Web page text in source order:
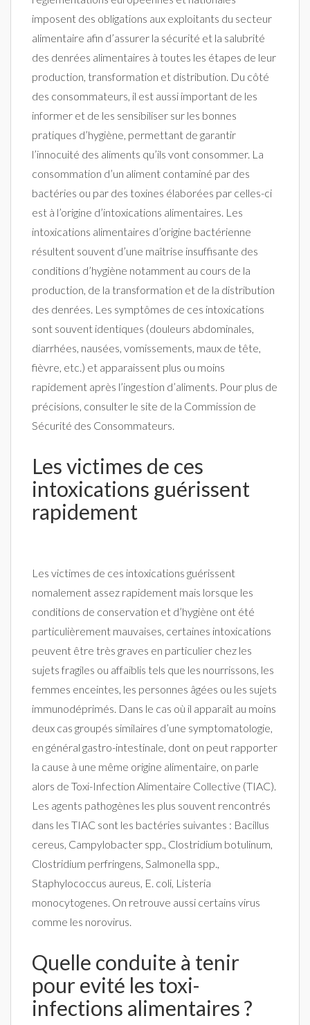
imposent des obligations aux exploitants du secteur
alimentaire afin d’assurer la sécurité et la salubrité
des denrées alimentaires à toutes les étapes de leur
production, transformation et distribution. Du côté
des consommateurs, il est aussi important de les
informer et de les sensibiliser sur les bonnes
pratiques d’hygiène, permettant de garantir
l’innocuité des aliments qu’ils vont consommer. La
consommation d’un aliment contaminé par des
bactéries ou par des toxines élaborées par celles-ci
est à l’origine d’intoxications alimentaires. Les
intoxications alimentaires d’origine bactérienne
résultent souvent d’une maîtrise insuffisante des
conditions d’hygiène notamment au cours de la
production, de la transformation et de la distribution
des denrées. Les symptômes de ces intoxications
sont souvent identiques (douleurs abdominales,
diarrhées, nausées, vomissements, maux de tête,
fièvre, etc.) et apparaissent plus ou moins
rapidement après l’ingestion d’aliments. Pour plus de
précisions, consulter le site de la Commission de
Sécurité des Consommateurs.
Les victimes de ces
intoxications guérissent
rapidement
Les victimes de ces intoxications guérissent
nomalement assez rapidement mais lorsque les
conditions de conservation et d’hygiène ont été
particulièrement mauvaises, certaines intoxications
peuvent être très graves en particulier chez les
sujets fragiles ou affaiblis tels que les nourrissons, les
femmes enceintes, les personnes âgées ou les sujets
immunodéprimés. Dans le cas où il apparaît au moins
deux cas groupés similaires d’une symptomatologie,
en général gastro-intestinale, dont on peut rapporter
la cause à une même origine alimentaire, on parle
alors de Toxi-Infection Alimentaire Collective (TIAC).
Les agents pathogènes les plus souvent rencontrés
dans les TIAC sont les bactéries suivantes : Bacillus
cereus, Campylobacter spp., Clostridium botulinum,
Clostridium perfringens, Salmonella spp.,
Staphylococcus aureus, E. coli, Listeria
monocytogenes. On retrouve aussi certains virus
comme les norovirus.
Quelle conduite à tenir
pour evité les toxi-
infections alimentaires ?